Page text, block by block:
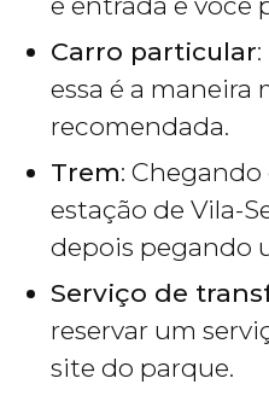
Carro particular
essa é a maneira
recomendada.
Trem:
estação de Vila-
depois pegando
Serviço de
reservar um
site do parque.